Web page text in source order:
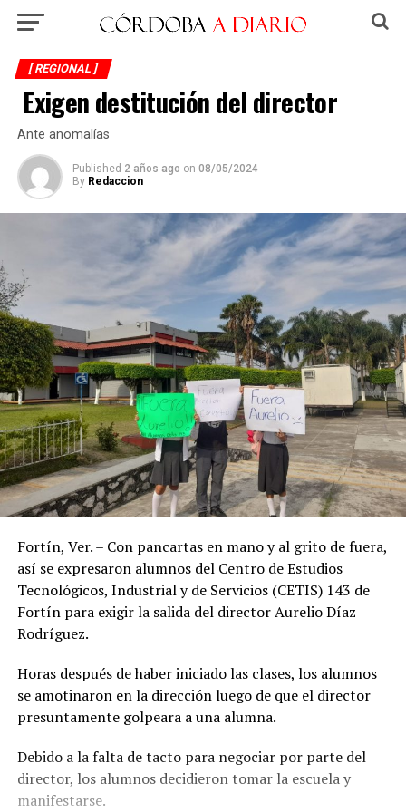
[ REGIONAL ]
Exigen destitución del director
Ante anomalías
Published 2 años ago on 08/05/2024
By Redaccion
Fortín, Ver. – Con pancartas en mano y al grito de fuera,
así se expresaron alumnos del Centro de Estudios
Tecnológicos, Industrial y de Servicios (CETIS) 143 de
Fortín para exigir la salida del director Aurelio Díaz
Rodríguez.
Horas después de haber iniciado las clases, los alumnos
se amotinaron en la dirección luego de que el director
presuntamente golpeara a una alumna.
Debido a la falta de tacto para negociar por parte del
director, los alumnos decidieron tomar la escuela y
manifestarse.